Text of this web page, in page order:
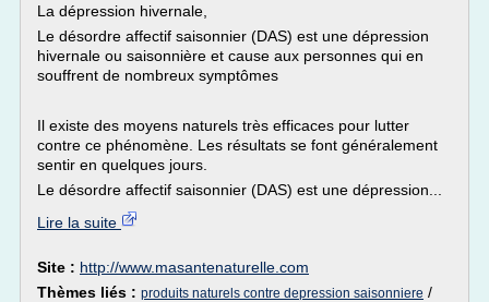
La dépression hivernale,
Le désordre affectif saisonnier (DAS) est une dépression
hivernale ou saisonnière et cause aux personnes qui en
souffrent de nombreux symptômes
Il existe des moyens naturels très efficaces pour lutter
contre ce phénomène. Les résultats se font généralement
sentir en quelques jours.
Le désordre affectif saisonnier (DAS) est une dépression...
Lire la suite
Site : http://www.masantenaturelle.com
Thèmes liés : produits naturels contre depression saisonniere /